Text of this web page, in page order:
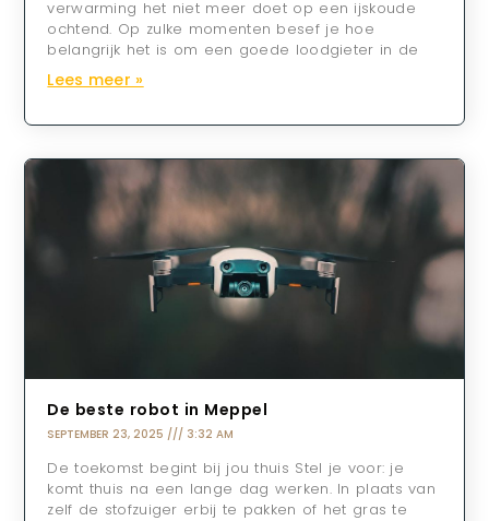
verwarming het niet meer doet op een ijskoude
ochtend. Op zulke momenten besef je hoe
belangrijk het is om een goede loodgieter in de
Lees meer »
De beste robot in Meppel
SEPTEMBER 23, 2025 3:32 AM
De toekomst begint bij jou thuis Stel je voor: je
komt thuis na een lange dag werken. In plaats van
zelf de stofzuiger erbij te pakken of het gras te